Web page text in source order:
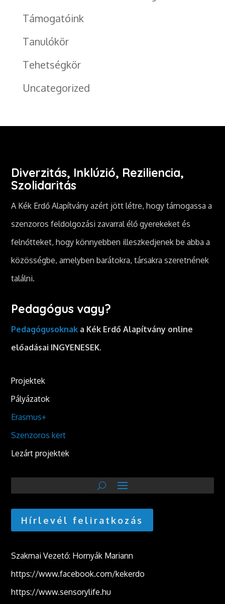
Támogatóink
Tanulókör
Tehetségkör
Uncategorized
Diverzitás, Inklúzió, Reziliencia,
Szolidaritás
A Kék Erdő Alapítvány azért jött létre, hogy támogassa a
szenzoros feldolgozási zavarral élő gyerekeket és
felnőtteket, hogy könnyebben illeszkedjenek be abba a
közösségbe, amelyben barátokra, társakra szeretnének
találni.
Pedagógus vagy?
Pedagógusoknak a Kék Erdő Alapítvány online
előadásai INGYENESEK.
Projektek
Pályázatok
Erasmus+
Szenzoros kert
Lezárt projektek
Hírlevél feliratkozás
Szakmai Vezető: Hornyák Mariann
https://www.facebook.com/kekerdo
https://www.sensorylife.hu